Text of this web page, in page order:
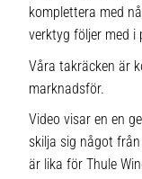
komplettera med
verktyg följer med i
Våra takräcken är
marknadsför.
Video visar en en
skilja sig något
är lika för Thule